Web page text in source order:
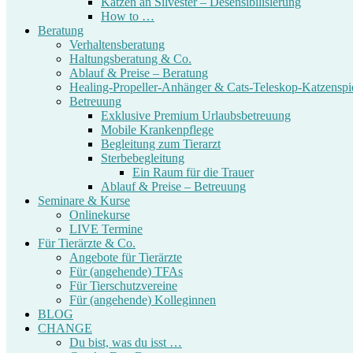
How to …
Beratung
Verhaltensberatung
Haltungsberatung & Co.
Ablauf & Preise – Beratung
Healing-Propeller-Anhänger & Cats-Teleskop-
Betreuung
Exklusive Premium Urlaubsbetreuung
Mobile Krankenpflege
Begleitung zum Tierarzt
Sterbebegleitung
Ein Raum für die Trauer
Ablauf & Preise – Betreuung
Seminare & Kurse
Onlinekurse
LIVE Termine
Für Tierärzte & Co.
Angebote für Tierärzte
Für (angehende) TFAs
Für Tierschutzvereine
Für (angehende) Kolleginnen
BLOG
CHANGE
Du bist, was du isst …